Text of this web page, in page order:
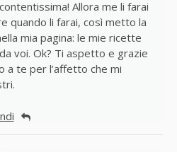
Allora me li farai
quando li farai, così metto la
mia pagina: le mie ricette
voi. Ok? Ti aspetto e grazie
a te per l’affetto che mi